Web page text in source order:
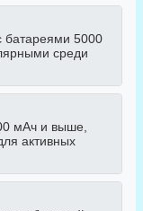
батареями 5000
среди
мАч и выше,
активных